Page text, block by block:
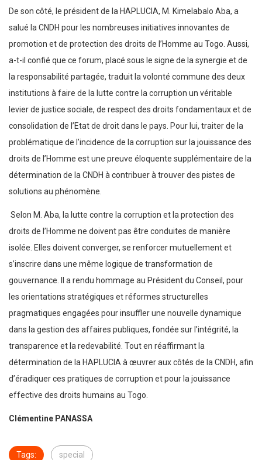
De son côté, le président de la HAPLUCIA, M. Kimelabalo Aba, a
salué la CNDH pour les nombreuses initiatives innovantes de
promotion et de protection des droits de l’Homme au Togo. Aussi,
a-t-il confié que ce forum, placé sous le signe de la synergie et de
la responsabilité partagée, traduit la volonté commune des deux
institutions à faire de la lutte contre la corruption un véritable
levier de justice sociale, de respect des droits fondamentaux et de
consolidation de l’Etat de droit dans le pays. Pour lui, traiter de la
problématique de l’incidence de la corruption sur la jouissance des
droits de l’Homme est une preuve éloquente supplémentaire de la
détermination de la CNDH à contribuer à trouver des pistes de
solutions au phénomène.
Selon M. Aba, la lutte contre la corruption et la protection des
droits de l’Homme ne doivent pas être conduites de manière
isolée. Elles doivent converger, se renforcer mutuellement et
s’inscrire dans une même logique de transformation de
gouvernance. Il a rendu hommage au Président du Conseil, pour
les orientations stratégiques et réformes structurelles
pragmatiques engagées pour insuffler une nouvelle dynamique
dans la gestion des affaires publiques, fondée sur l’intégrité, la
transparence et la redevabilité. Tout en réaffirmant la
détermination de la HAPLUCIA à œuvrer aux côtés de la CNDH, afin
d’éradiquer ces pratiques de corruption et pour la jouissance
effective des droits humains au Togo.
Clémentine PANASSA
Tags: special